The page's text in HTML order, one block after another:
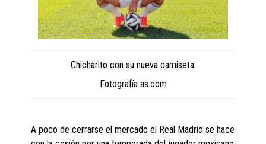
Chicharito con su nueva camiseta.
Fotografía as.com
A poco de cerrarse el mercado el Real Madrid se hace